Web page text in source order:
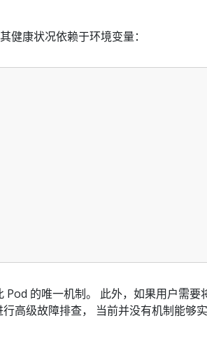
健康状况依赖于环境变量：
Pod 的唯一机制。 此外，如果用户需要
高级故障排查， 当前并没有机制能够实